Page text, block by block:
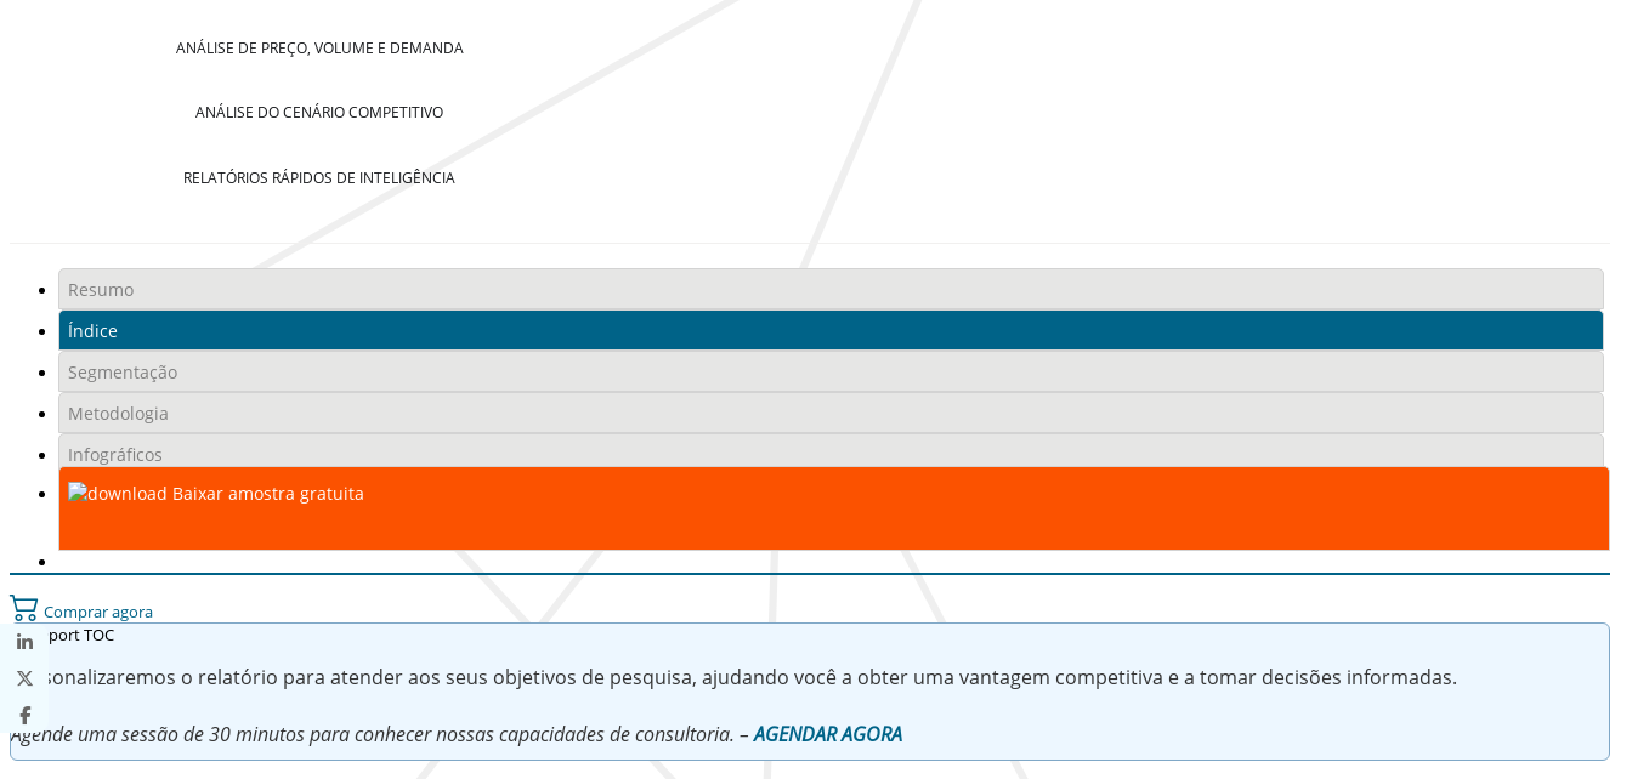
ANÁLISE DE PREÇO, VOLUME E DEMANDA
ANÁLISE DO CENÁRIO COMPETITIVO
RELATÓRIOS RÁPIDOS DE INTELIGÊNCIA
Resumo
Índice
Segmentação
Metodologia
Infográficos
Baixar amostra gratuita
Comprar agora
Personalizaremos o relatório para atender aos seus objetivos de pesquisa, ajudando você a obter uma vantagem competitiva e a tomar decisões informadas.
Agende uma sessão de 30 minutos para conhecer nossas capacidades de consultoria. –AGENDAR AGORA